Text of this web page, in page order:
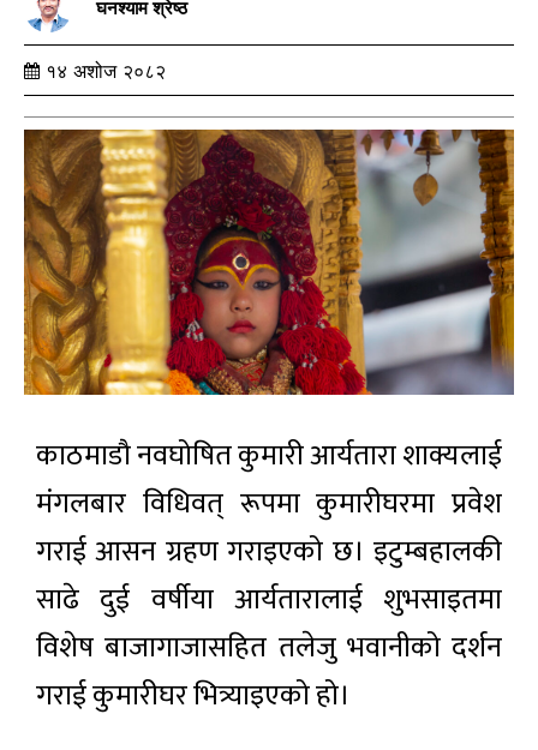
घनश्याम श्रेष्ठ
१४ अशोज २०८२
काठमाडाै‌ नवघोषित कुमारी आर्यतारा शाक्यलाई
मंगलबार विधिवत् रूपमा कुमारीघरमा प्रवेश
गराई आसन ग्रहण गराइएको छ। इटुम्बहालकी
साढे दुई वर्षीया आर्यतारालाई शुभसाइतमा
विशेष बाजागाजासहित तलेजु भवानीको दर्शन
गराई कुमारीघर भित्र्याइएको हो।